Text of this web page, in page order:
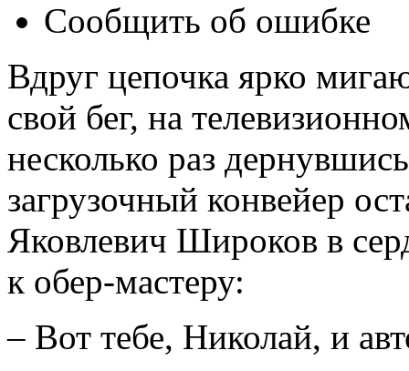
Сообщить об ошибке
Вдруг цепочка ярко
свой бег, на
несколько раз
загрузочный конвейер
Яковлевич Широков в
к обер-мастеру:
– Вот тебе, Николай, и